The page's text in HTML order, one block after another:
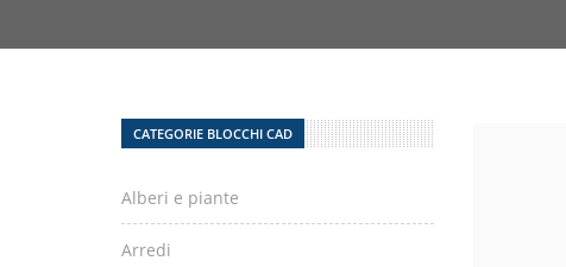
CATEGORIE BLOCCHI CAD
Alberi e piante
Arredi